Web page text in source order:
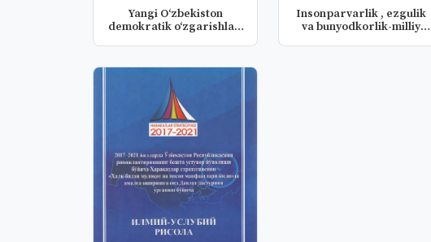
Yangi O‘zbekiston
demokratik o‘zgarishlar,
Insonparvarlik , ezgulik
va bunyodkorlik-milliy